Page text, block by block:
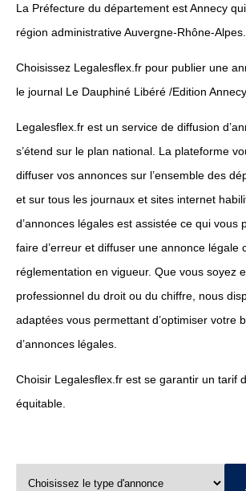
La Préfecture du département est Annecy
région administrative Auvergne-Rhône-Alpes.
Choisissez Legalesflex.fr pour publier une
le journal Le Dauphiné Libéré /Edition
Legalesflex.fr est un service de diffusion
s’étend sur le plan national. La plateforme
diffuser vos annonces sur l’ensemble des
et sur tous les journaux et sites internet
d’annonces légales est assistée ce qui vous
faire d’erreur et diffuser une annonce légale
réglementation en vigueur. Que vous soyez
professionnel du droit ou du chiffre, nous
adaptées vous permettant d’optimiser votre
d’annonces légales.
Choisir Legalesflex.fr est se garantir un tarif
équitable.